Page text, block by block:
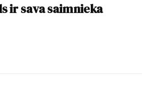
ir sava saimnieka